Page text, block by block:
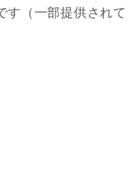
す（一部提供されて